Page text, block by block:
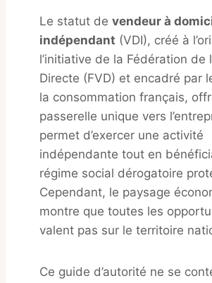
Le statut de vendeur à
indépendant (VDI), créé à
l’initiative de la Fédération de
Directe (FVD) et encadré par
la consommation français,
passerelle unique vers
permet d’exercer une activité
indépendante tout en
régime social dérogatoire
Cependant, le paysage
montre que toutes les
valent pas sur le territoire
Ce guide d’autorité ne se